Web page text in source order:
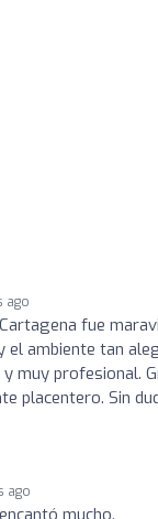
ago
fue
ambiente tan
muy profesional.
Sin
ago
mucho.